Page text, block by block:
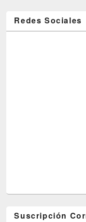
Redes Sociales
Suscripción